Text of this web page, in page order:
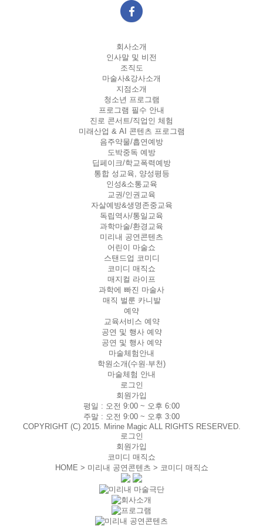
회사소개
인사말 및 비전
조직도
마술사&강사소개
지점소개
청소년 프로그램
프로그램 필수 안내
진로 콘서트/직업인 체험
미래산업 & AI 콘텐츠 프로그램
음주약물/흡연예방
도박중독 예방
딥페이크/학교폭력예방
통합 성교육, 양성평등
인성&소통교육
교권/인권교육
자살예방&생명존중교육
독립역사/통일교육
과학마술/환경교육
미리내 공연콘텐츠
어린이 마술쇼
스탠드업 코미디
코미디 매직쇼
매지컬 라이프
과학에 빠진 마술사
매직 벌룬 카니발
예약
교육서비스 예약
공연 및 행사 예약
공연 및 행사 예약
마술체험안내
학원소개(수원·부천)
마술체험 안내
로그인
회원가입
평일 : 오전 9:00 ~ 오후 6:00
주말 : 오전 9:00 ~ 오후 3:00
COPYRIGHT (C) 2015. Mirine Magic ALL RIGHTS RESERVED.
로그인
회원가입
코미디 매직쇼
HOME > 미리내 공연콘텐츠 > 코미디 매직쇼